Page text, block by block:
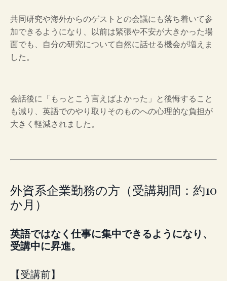
共同研究や海外からのゲストとの会議にも落ち着いて参
加できるようになり、以前は緊張や不安が大きかった場
面でも、自分の研究について自然に話せる機会が増えま
した。
会話後に「もっとこう言えばよかった」と後悔すること
も減り、英語でのやり取りそのものへの心理的な負担が
大きく軽減されました。
外資系企業勤務の方（受講期間：約10
か月）
英語ではなく仕事に集中できるようになり、
受講中に昇進。
【受講前】